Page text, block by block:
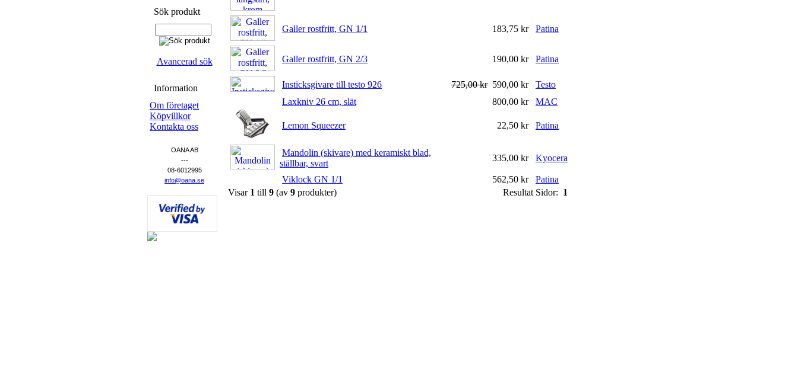
Sök produkt
Avancerad sök
Information
Om företaget
Köpvillkor
Kontakta oss
OANA AB
---
08-6012995
info@oana.se
Galler rostfritt, GN 1/1 183,75 kr Patina
Galler rostfritt, GN 2/3 190,00 kr Patina
Insticksgivare till testo 926 725,00 kr 590,00 kr
Testo
Laxkniv 26 cm, slät
800,00 kr MAC
Lemon Squeezer 22,50 kr Patina
Mandolin (skivare) med keramiskt blad,
ställbar, svart
335,00 kr Kyocera
Viklock GN 1/1 562,50 kr
Patina
Visar 1 till 9 (av 9 produkter) Resultat Sidor: 1